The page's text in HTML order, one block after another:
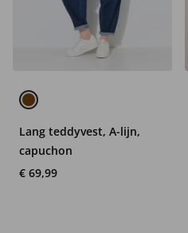
Lang teddyvest, A-lijn,
capuchon
€ 69,99